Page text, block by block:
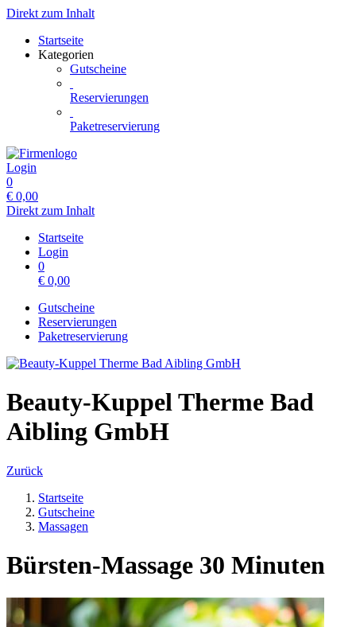
Direkt zum Inhalt
Startseite
Kategorien
Gutscheine
Reservierungen
Paketreservierung
Login
0
€ 0,00
Direkt zum Inhalt
Startseite
Login
0
€ 0,00
Gutscheine
Reservierungen
Paketreservierung
Beauty-Kuppel Therme Bad
Aibling GmbH
Zurück
Startseite
Gutscheine
Massagen
Bürsten-Massage 30 Minuten